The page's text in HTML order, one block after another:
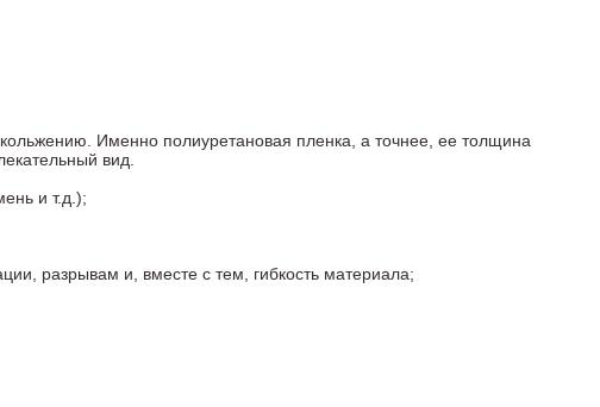
Именно полиуретановая пленка, а точнее, ее толщина
вид.
и т.д.);
разрывам и, вместе с тем, гибкость материала;